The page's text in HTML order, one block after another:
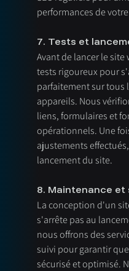
performances de
7. Tests et
Avant de lancer le
tests rigoureux pour
parfaitement sur tous
appareils. Nous
liens, formulaires et
opérationnels. Une
ajustements
lancement du site.
8. Maintenance et
La conception d'un
s'arrête pas au
nous offrons des
suivi pour garantir
sécurisé et optimisé.